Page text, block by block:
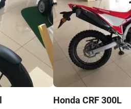
Honda CRF 300L